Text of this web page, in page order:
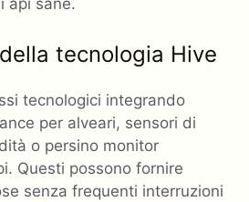
tecnologia Hive
tecnologici integrando
per alveari, sensori di
o persino monitor
Questi possono fornire
senza frequenti interruzioni